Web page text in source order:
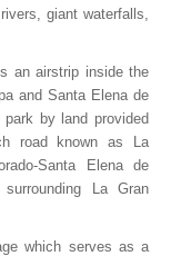
giant waterfalls,
an airstrip inside the
and Santa Elena de
by land provided
road known as La
Santa Elena de
La Gran
which serves as a